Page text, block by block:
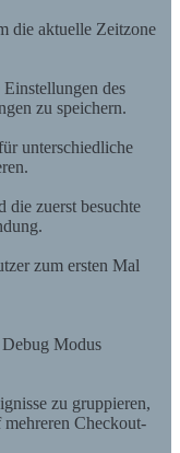
die aktuelle Zeitzone
des
zu speichern.
unterschiedliche
die zuerst besuchte
zum ersten Mal
Modus
zu gruppieren,
Checkout-